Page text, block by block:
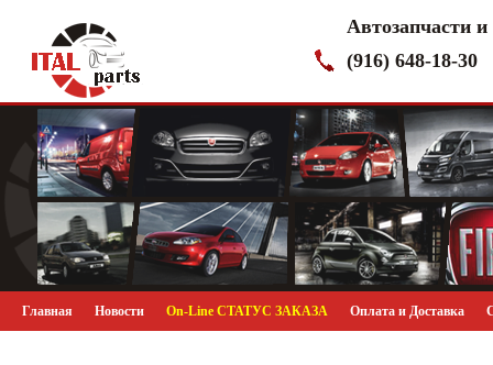
Автозапчасти
(916) 648-18-30
Главная Новости On-Line СТАТУС ЗАКАЗА Оплата и Доставка